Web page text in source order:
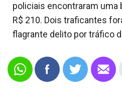
policiais encontraram uma
R$ 210. Dois traficantes
flagrante delito por tráfico